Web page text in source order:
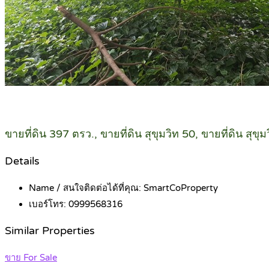
ขายที่ดิน 397 ตรว., ขายที่ดิน สุขุมวิท 50, ขายที่ดิน สุขุม
Details
Name / สนใจติดต่อได้ที่คุณ: SmartCoProperty
เบอร์โทร: 0999568316
Similar Properties
ขาย For Sale